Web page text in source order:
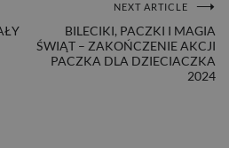
NEXT ARTICLE
BILECIKI, PACZKI I MAGIA
ŚWIĄT – ZAKOŃCZENIE AKCJI
PACZKA DLA DZIECIACZKA
2024